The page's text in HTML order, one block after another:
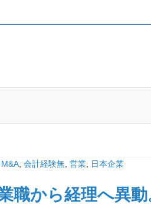
M&A 会計経験無 営業 日本企業
職から経理へ異